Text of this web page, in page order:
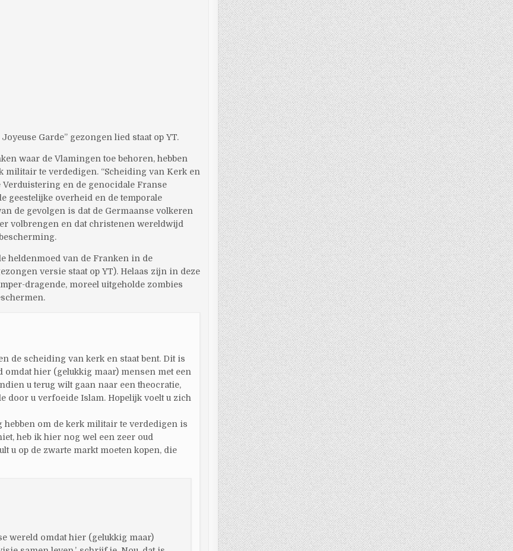
Garde” gezongen lied staat op YT.
waar de Vlamingen toe behoren, hebben
te verdedigen. “Scheiding van Kerk en
Verduistering en de genocidale Franse
geestelijke overheid en de temporale
de gevolgen is dat de Germaanse volkeren
volbrengen en dat christenen wereldwijd
heldenmoed van de Franken in de
versie staat op YT). Helaas zijn in deze
dragende, moreel uitgeholde zombies
de scheiding van kerk en staat bent. Dit is
omdat hier (gelukkig maar) mensen met een
u terug wilt gaan naar een theocratie,
door u verfoeide Islam. Hopelijk voelt u zich
om de kerk militair te verdedigen is
heb ik hier nog wel een zeer oud
u op de zwarte markt moeten kopen, die
wereld omdat hier (gelukkig maar)